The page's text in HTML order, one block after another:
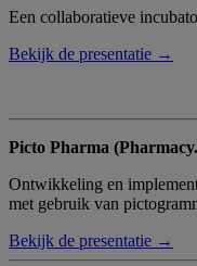
Een collaboratieve
Bekijk de presentatie →
Picto Pharma
Ontwikkeling en
met gebruik van
Bekijk de presentatie →